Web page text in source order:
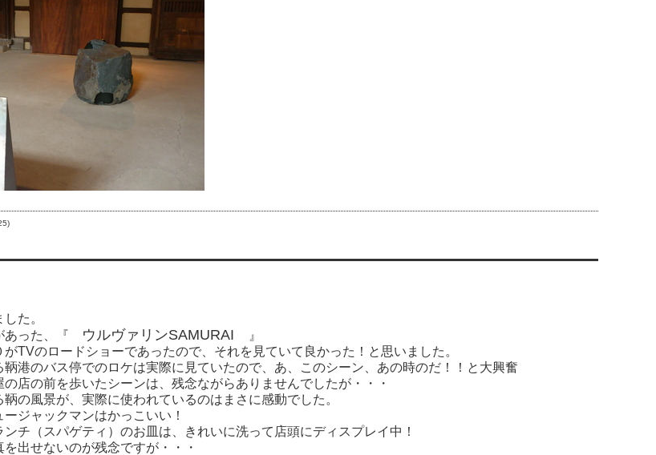
た。
あった、『
ウルヴァリンSAMURAI
』
TVのロードショーであったので、それを見ていて良かった！と思いました。
港のバス停でのロケは実際に見ていたので、あ、このシーン、あの時のだ！！と大興奮
店の前を歩いたシーンは、残念ながらありませんでしたが・・・
の風景が、実際に使われているのはまさに感動でした。
ジャックマンはかっこいい！
チ（スパゲティ）のお皿は、きれいに洗って店頭にディスプレイ中！
出せないのが残念ですが・・・